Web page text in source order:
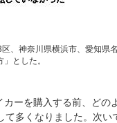
、神奈川県横浜市、愛知県
とした。
ーを購入する前、どの
多くなりました。次い